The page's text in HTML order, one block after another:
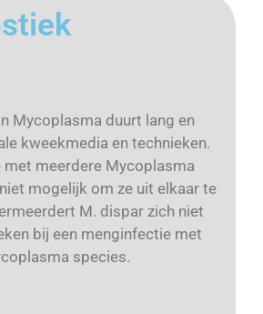
Mycoplasma duurt lang en
kweekmedia en technieken.
met meerdere Mycoplasma
mogelijk om ze uit elkaar te
M. dispar zich niet
bij een menginfectie met
species.